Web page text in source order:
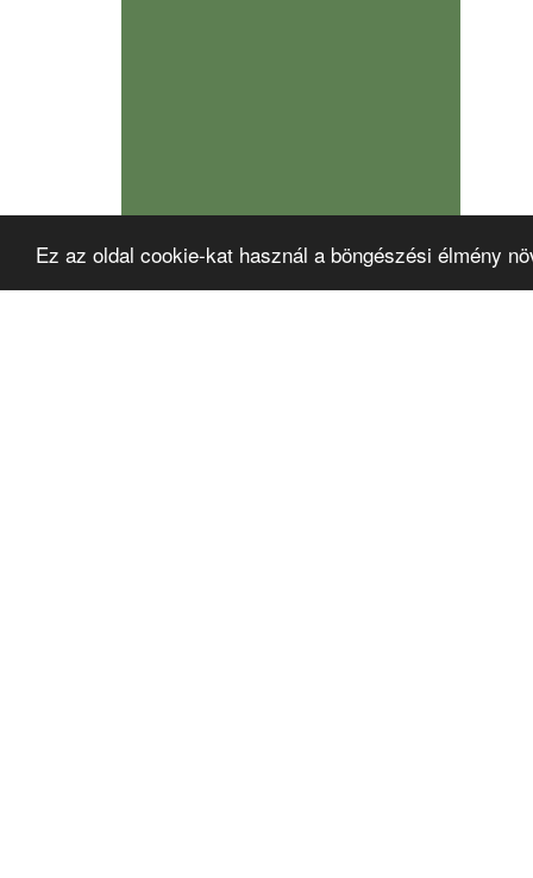
Ez az oldal cookie-kat használ a böngészési élmény